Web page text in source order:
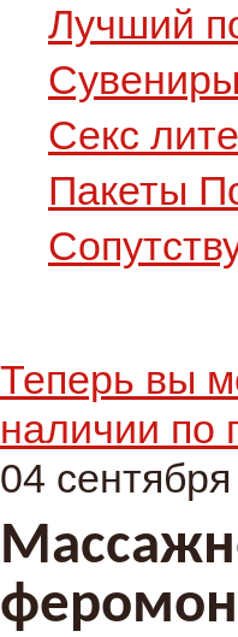
Лучший
Секс
Пакеты
Теперь вы
наличии по
04